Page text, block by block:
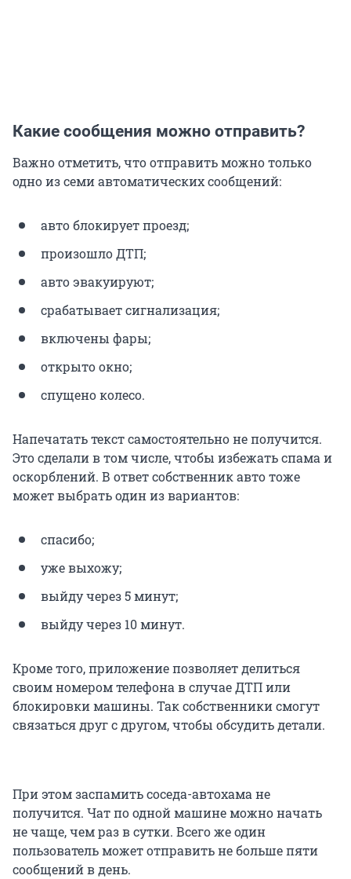
Какие сообщения можно отправить?
Важно отметить, что отправить можно только
одно из семи автоматических сообщений:
авто блокирует проезд;
произошло ДТП;
авто эвакуируют;
срабатывает сигнализация;
включены фары;
открыто окно;
спущено колесо.
Напечатать текст самостоятельно не получится.
Это сделали в том числе, чтобы избежать спама и
оскорблений. В ответ собственник авто тоже
может выбрать один из вариантов:
спасибо;
уже выхожу;
выйду через 5 минут;
выйду через 10 минут.
Кроме того, приложение позволяет делиться
своим номером телефона в случае ДТП или
блокировки машины. Так собственники смогут
связаться друг с другом, чтобы обсудить детали.
При этом заспамить соседа-автохама не
получится. Чат по одной машине можно начать
не чаще, чем раз в сутки. Всего же один
пользователь может отправить не больше пяти
сообщений в день.